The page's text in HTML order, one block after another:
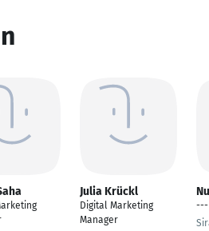
Julia Krückl
Digital Marketing
Manager
---